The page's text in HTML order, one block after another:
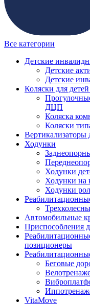
Все категории
Детские
Детские
Детские
Коляски для
ДЦП
Коляска
Коляски
Ходунки
Ходунки
Ходунки на
Ходунки
Автомобильные
Приспособления
позиционеры
Беговые
VitaMove